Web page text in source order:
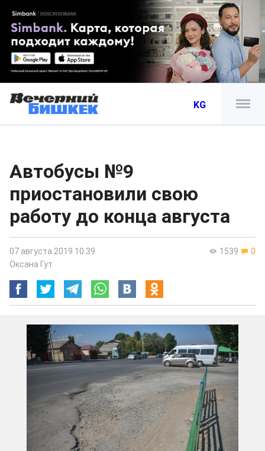
KG
Автобусы №9
приостановили свою
работу до конца августа
1539 0
07 августа 2019 10:39
Оксана Гут